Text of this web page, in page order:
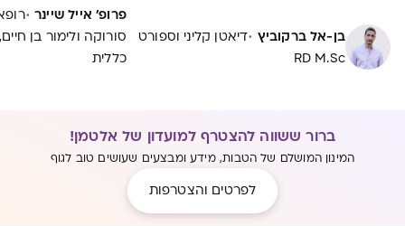
ההתקדמות בגיל. בשל היעדר טיפול
רפואי אפקטיבי דיו, מניעת הדמנציה
בן-אל ברקוביץ ·דיאטן קליני וספורט
RD M.Sc
פרופ' אייל שיינר ·
סורוקה ולימור בן
כללית
ברור ששווה להצטרף למועדון של אלטמן!
המינון המושלם של הטבות, מידע ומבצעים שעושים טוב לגוף
לפרטים והצטרפות